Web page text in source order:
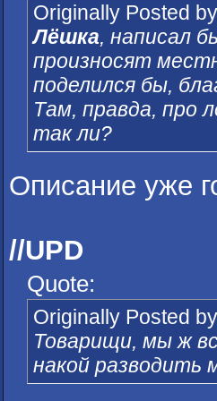
Originally Posted
Лёшка, написал
произносят
поделился бы,
Там, правда, про
так ли?
Описание уже
//UPD
Quote:
Originally Posted
Товарищи, мы ж
накой разводить